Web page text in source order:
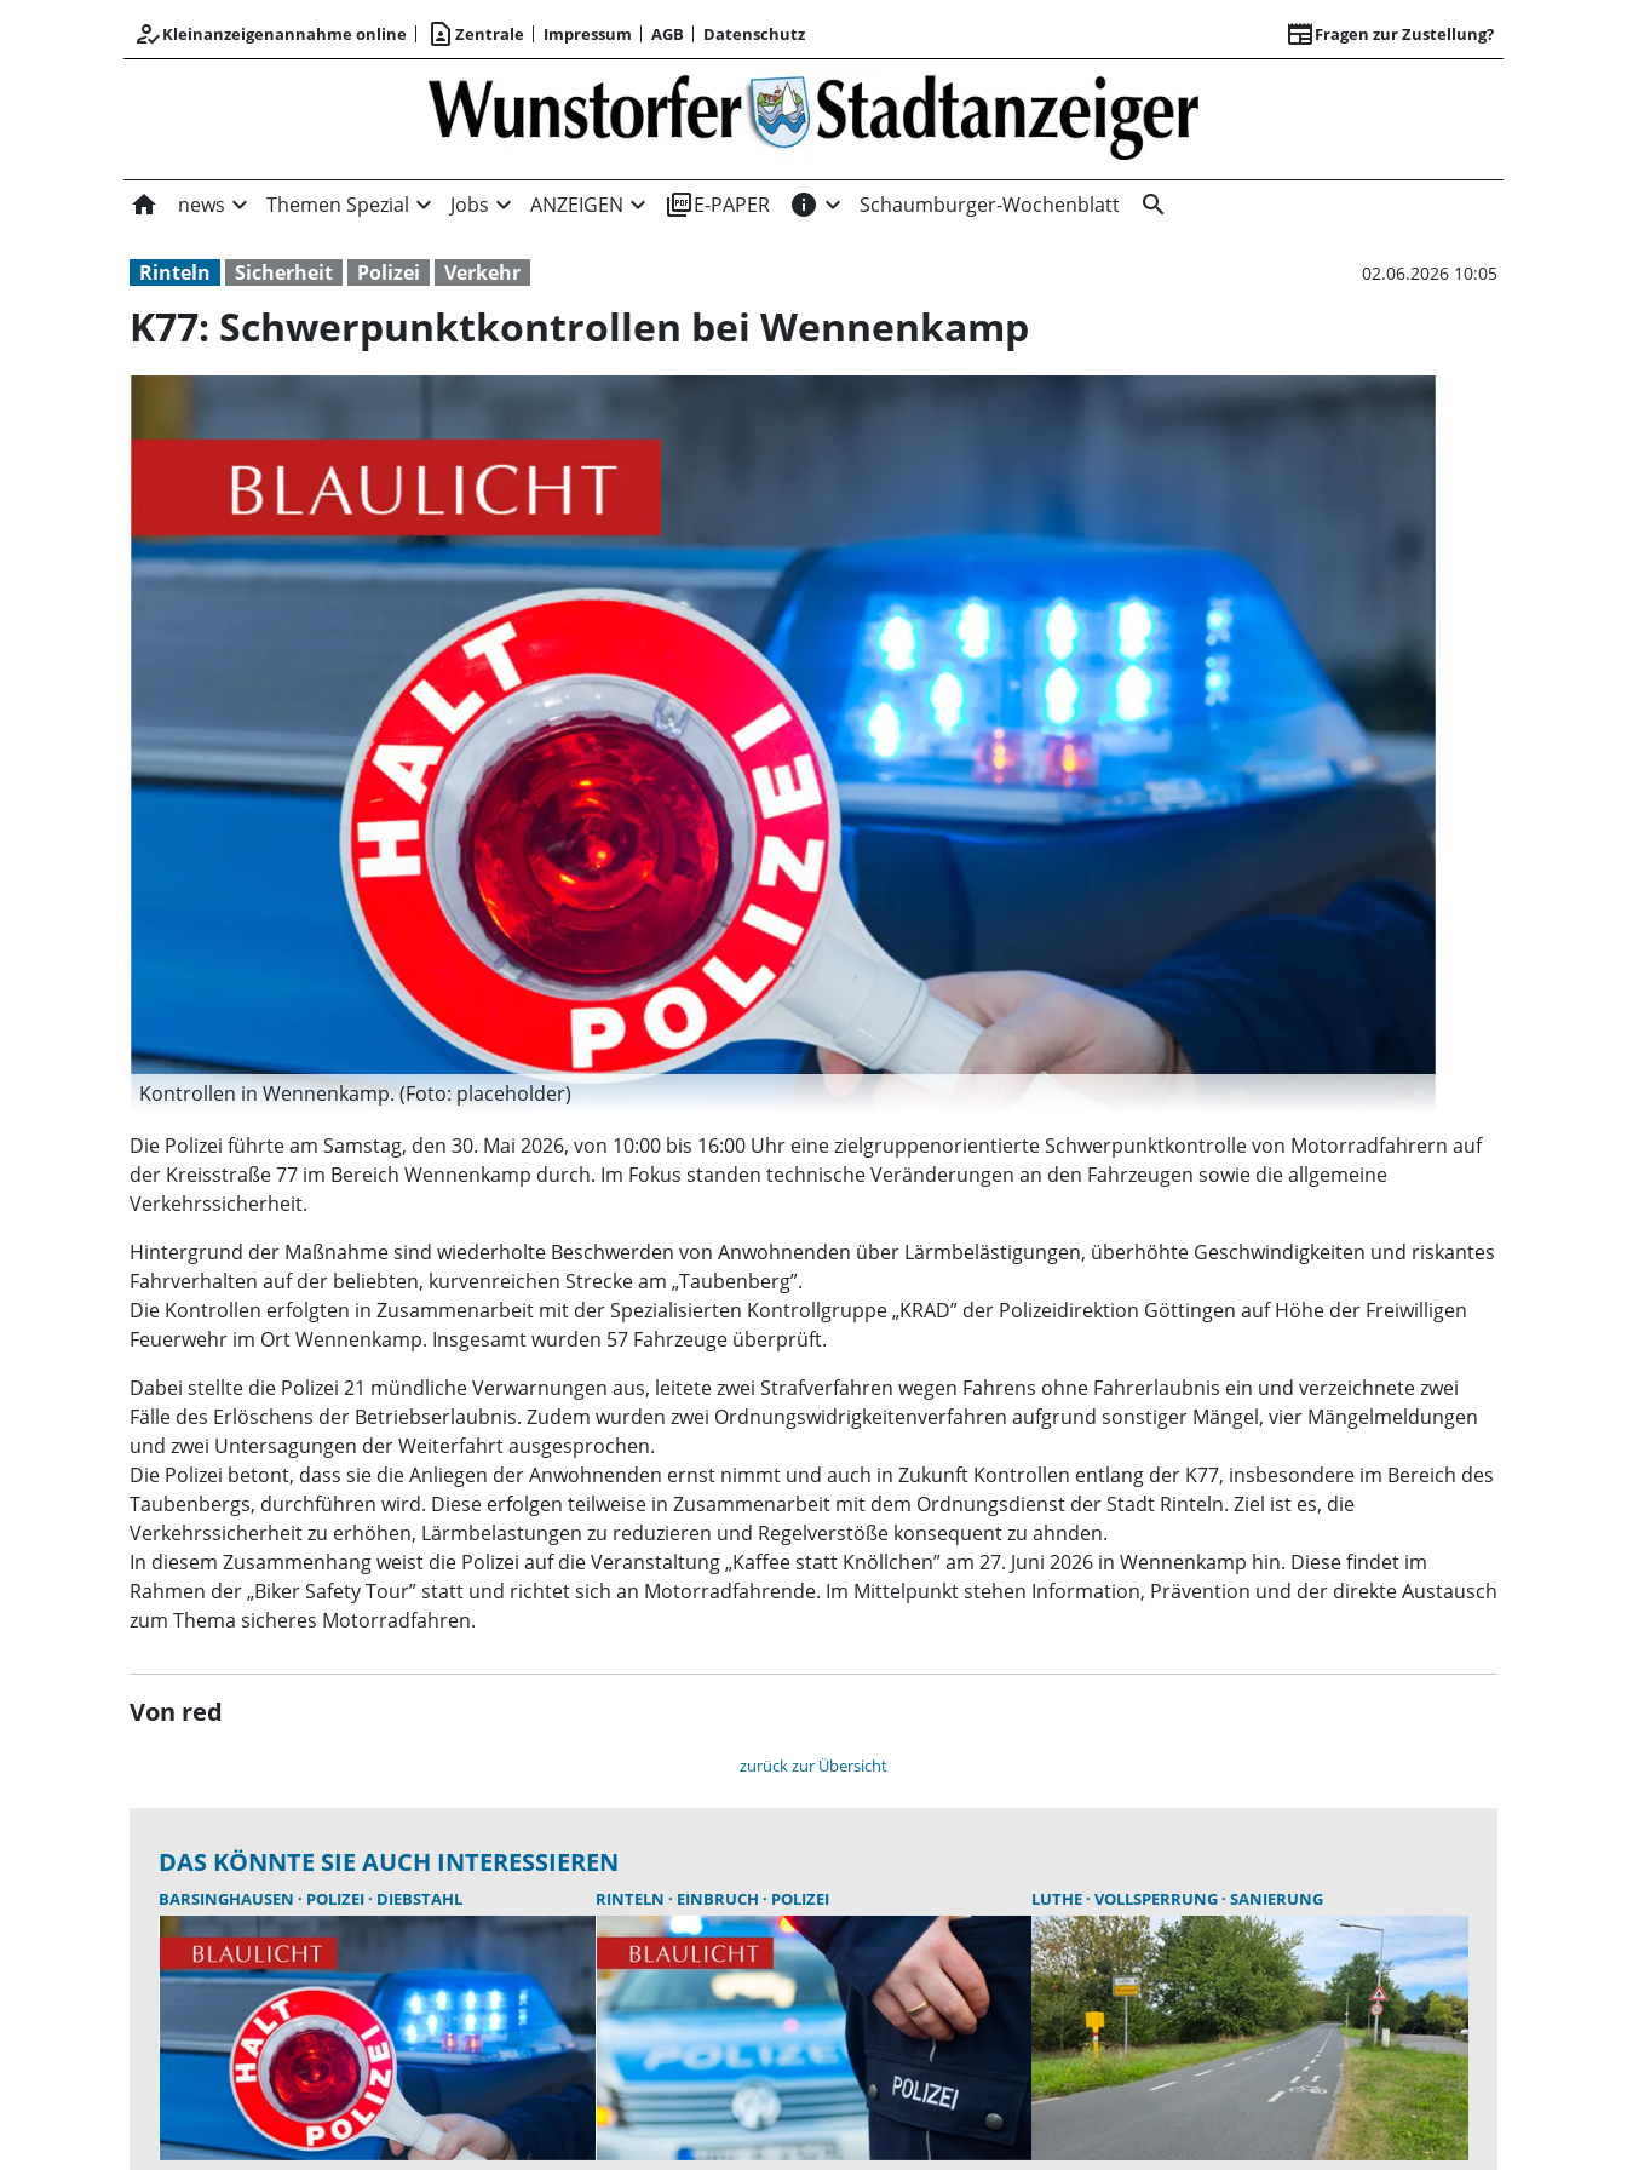
how_to_regKleinanzeigenannahme online contact_page Zentrale Impressum AGB Datenschutz newspaperFragen zur Zustellung?
K77:
home news expand_more Themen Spezial expand_more Jobs expand_more ANZEIGEN expand_more picture_as_pdfE-PAPER info expand_more Schaumburger-Wochenblatt search
Rinteln Sicherheit Polizei Verkehr 02.06.2026 10:05
K77: Schwerpunktkontrollen bei Wennenkamp
Kontrollen in Wennenkamp. (Foto: placeholder)
Die Polizei führte am Samstag, den 30. Mai 2026, von 10:00 bis 16:00 Uhr eine zielgruppenorientierte Schwerpunktkontrolle von Motorradfahrern auf
der Kreisstraße 77 im Bereich Wennenkamp durch. Im Fokus standen technische Veränderungen an den Fahrzeugen sowie die allgemeine
Verkehrssicherheit.
Hintergrund der Maßnahme sind wiederholte Beschwerden von Anwohnenden über Lärmbelästigungen, überhöhte Geschwindigkeiten und riskantes
Fahrverhalten auf der beliebten, kurvenreichen Strecke am „Taubenberg”.
Die Kontrollen erfolgten in Zusammenarbeit mit der Spezialisierten Kontrollgruppe „KRAD” der Polizeidirektion Göttingen auf Höhe der Freiwilligen
Feuerwehr im Ort Wennenkamp. Insgesamt wurden 57 Fahrzeuge überprüft.
Dabei stellte die Polizei 21 mündliche Verwarnungen aus, leitete zwei Strafverfahren wegen Fahrens ohne Fahrerlaubnis ein und verzeichnete zwei
Fälle des Erlöschens der Betriebserlaubnis. Zudem wurden zwei Ordnungswidrigkeitenverfahren aufgrund sonstiger Mängel, vier Mängelmeldungen
und zwei Untersagungen der Weiterfahrt ausgesprochen.
Die Polizei betont, dass sie die Anliegen der Anwohnenden ernst nimmt und auch in Zukunft Kontrollen entlang der K77, insbesondere im Bereich des
Taubenbergs, durchführen wird. Diese erfolgen teilweise in Zusammenarbeit mit dem Ordnungsdienst der Stadt Rinteln. Ziel ist es, die
Verkehrssicherheit zu erhöhen, Lärmbelastungen zu reduzieren und Regelverstöße konsequent zu ahnden.
In diesem Zusammenhang weist die Polizei auf die Veranstaltung „Kaffee statt Knöllchen” am 27. Juni 2026 in Wennenkamp hin. Diese findet im
Rahmen der „Biker Safety Tour” statt und richtet sich an Motorradfahrende. Im Mittelpunkt stehen Information, Prävention und der direkte Austausch
zum Thema sicheres Motorradfahren.
Von red
zurück zur Übersicht
DAS KÖNNTE SIE AUCH INTERESSIEREN
BARSINGHAUSEN POLIZEI DIEBSTAHL RINTELN EINBRUCH POLIZEI LUTHE VOLLSPERRUNG SANIERUNG